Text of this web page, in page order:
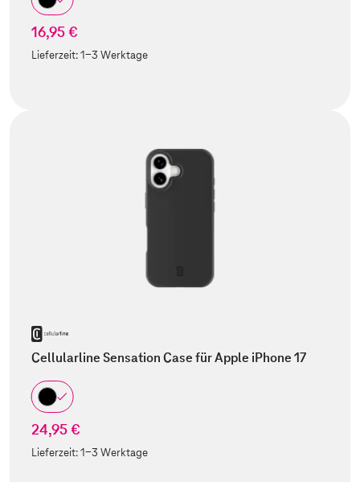
16,95 €
Lieferzeit:1-3 Werktage
Cellularline Sensation Case für Apple iPhone 17
24,95 €
Lieferzeit:1-3 Werktage